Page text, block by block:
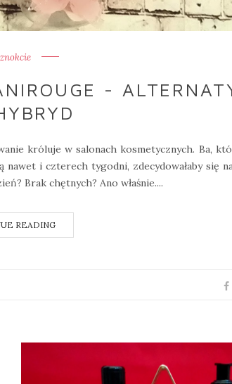
-
króluje w salonach kosmetycznych. Ba,
i czterech tygodni, zdecydowałaby się
Brak chętnych? Ano właśnie....
READING